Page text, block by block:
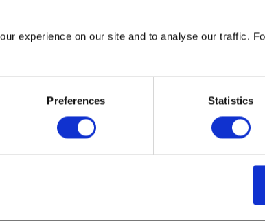
experience on our site and to analyse our traffic.
Preferences Statistics
apoyo político y recursos
fue asegurar una alineación estratégica tanto en el
lo que ayudó a acelerar el desarrollo del
Para los socios de la industria, con el tiempo, cada